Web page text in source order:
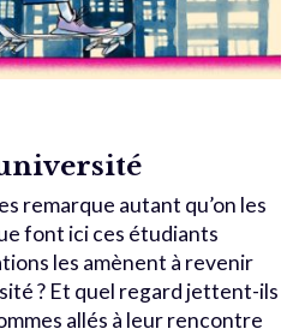
remarque autant qu’on les
font ici ces étudiants
les amènent à revenir
? Et quel regard jettent-ils
allés à leur rencontre